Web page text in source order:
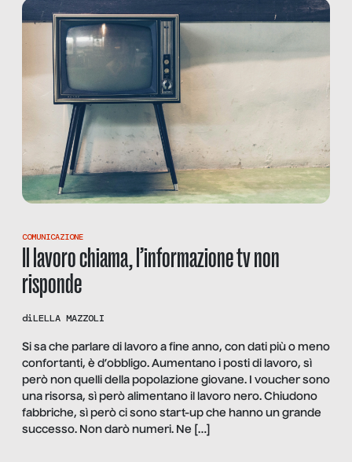
COMUNICAZIONE
Il lavoro chiama, l’informazione tv non
risponde
diLELLA MAZZOLI
Si sa che parlare di lavoro a fine anno, con dati più o meno
confortanti, è d’obbligo. Aumentano i posti di lavoro, sì
però non quelli della popolazione giovane. I voucher sono
una risorsa, sì però alimentano il lavoro nero. Chiudono
fabbriche, sì però ci sono start-up che hanno un grande
successo. Non darò numeri. Ne […]